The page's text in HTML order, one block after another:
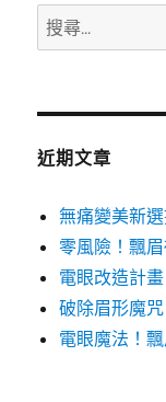
搜
尋
鍵
近期文章
無痛變美新
零風險！飄
電眼改造計
破除眉形魔
電眼魔法！